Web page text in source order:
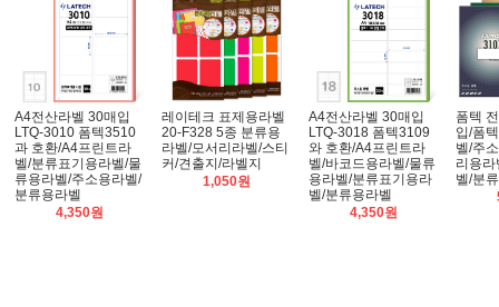
A4전산라벨 30매입
LTQ-3010 폼텍3510
과 호환/A4프린트라
벨/분류표기용라벨/물
류용라벨/주소용라벨/
분류용라벨
4,350원
레이테크 표제용라벨
20-F328 5종 분류용
라벨/모서리라벨/스티
커/견출지/라벨지
1,050원
A4전산라벨 30매입
LTQ-3018 폼텍3109
와 호환/A4프린트라
벨/바코드용라벨/물류
용라벨/분류표기용라
벨/분류용라벨
4,350원
폼텍
입/폼
벨/주
리용
벨/분